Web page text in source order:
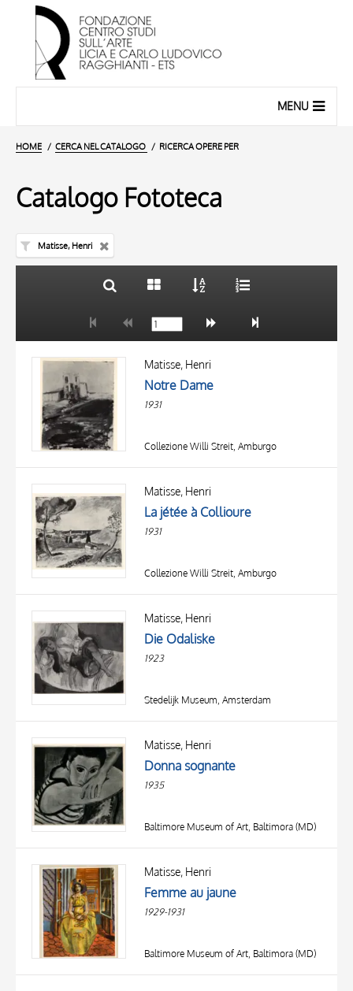
MENU
HOME CERCA NEL CATALOGO RICERCA OPERE PER
Catalogo Fototeca
Matisse, Henri
AUTORE
Matisse, Henri
Notre Dame
1931
Collezione Willi Streit, Amburgo
Matisse, Henri
La jétée à Collioure
1931
Collezione Willi Streit, Amburgo
Matisse, Henri
Die Odaliske
1923
Stedelijk Museum, Amsterdam
Matisse, Henri
Donna sognante
1935
Baltimore Museum of Art, Baltimora (MD)
Matisse, Henri
Femme au jaune
1929-1931
Baltimore Museum of Art, Baltimora (MD)